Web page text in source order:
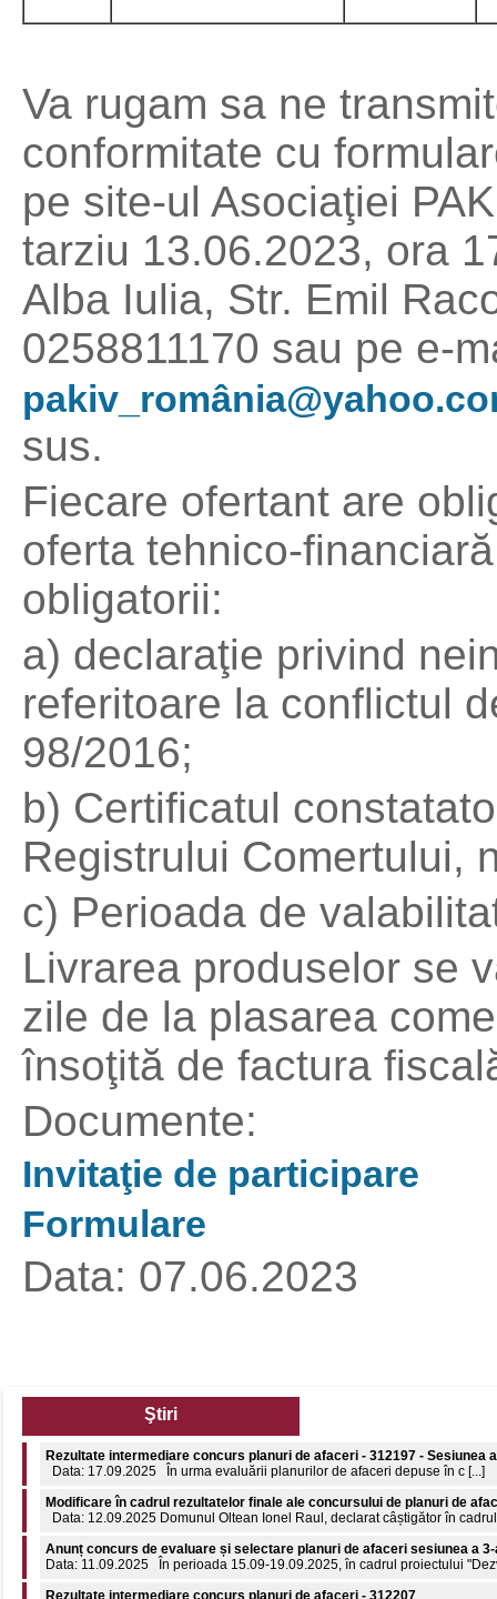
Va rugam sa ne
conformitate cu
pe site-ul Asociaţiei
tarziu 13.06.2023, ora
Alba Iulia, Str. Emil
0258811170 sau pe e-
sus.
Fiecare ofertant are
oferta tehnico-
obligatorii:
a) declaraţie privind
referitoare la conflictul
98/2016;
b) Certificatul
Registrului Comertului,
c) Perioada de
Livrarea produselor se
zile de la plasarea
însoţită de factura
Documente:
Invitaţie de participare
Formulare
Data: 07.06.2023
Ştiri
Modificare în cadrul rezultatelor finale ale concursului de planuri de
Data: 12.09.2025 Domunul Oltean Ionel Raul, declarat câștigător în cadrul
Anunț concurs de evaluare și selectare planuri de afaceri sesiunea a 3-
Data: 11.09.2025 În perioada 15.09-19.09.2025, în cadrul proiectului
Rezultate intermediare concurs planuri de afaceri - 312207
Data: 19.06.2025 În urma evaluării planurilor de afaceri depuse în c [...]
Comunicat de presă: 8 aprilie 2026 - Ziua internațională a Romilor